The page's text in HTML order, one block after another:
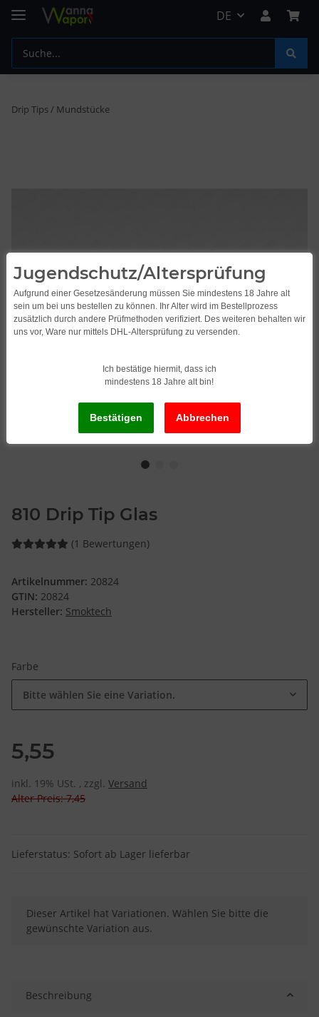
DE
Drip Tips / Mundstücke
810 Drip Tip Glas
(1 Bewertungen)
Artikelnummer: 20824
GTIN: 20824
Hersteller: Smoktech
Farbe
Bitte wählen Sie eine Variation.
5,55
inkl. 19% USt. , zzgl. Versand
Alter Preis: 7,45
Lieferstatus: Sofort ab Lager lieferbar
x
Dieser Artikel hat Variationen. Wählen Sie bitte die
gewünschte Variation aus.
Beschreibung
Jugendschutz/Altersprüfung
Aufgrund einer Gesetzesänderung müssen Sie mindestens 18 Jahre alt
sein um bei uns bestellen zu können. Ihr Alter wird im Bestellprozess
zusätzlich durch andere Prüfmethoden verifiziert. Des weiteren behalten wir
uns vor, Ware nur mittels DHL-Altersprüfung zu versenden.
Ich bestätige hiermit, dass ich
mindestens 18 Jahre alt bin!